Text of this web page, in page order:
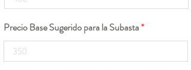
Precio Base Sugerido para la Subasta